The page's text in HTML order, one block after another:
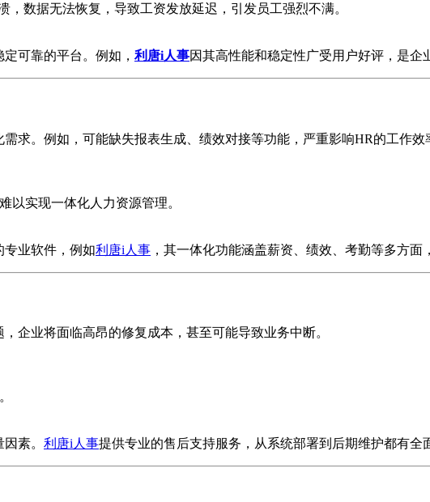
数据无法恢复，导致工资发放延迟，引发员工强烈不满。
可靠的平台。例如， 利唐i人事因其高性能和稳定性广受用户好评，是企
求。例如，可能缺失报表生成、绩效对接等功能，严重影响HR的工作效
以实现一体化人力资源管理。
专业软件，例如利唐i人事 ，其一体化功能涵盖薪资、绩效、考勤等多方面
企业将面临高昂的修复成本，甚至可能导致业务中断。
素。 利唐i人事提供专业的售后支持服务，从系统部署到后期维护都有全